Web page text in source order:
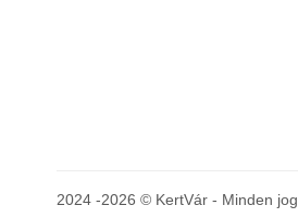
2024 -2026 © KertVár - Minden jog